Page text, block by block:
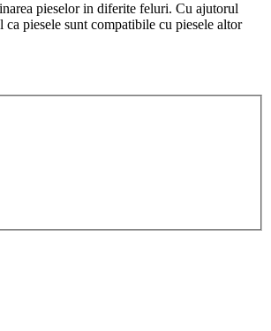
pieselor in diferite feluri. Cu ajutorul
piesele sunt compatibile cu piesele altor